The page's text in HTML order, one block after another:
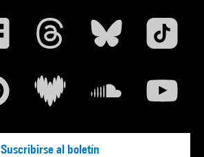
Suscribirse al boletín